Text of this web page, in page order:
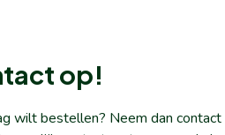
op!
wilt bestellen? Neem dan